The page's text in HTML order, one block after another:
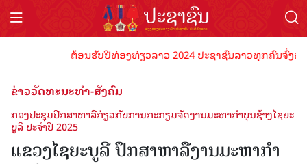
ຕ້ອນຮັບປີທ່ອງທ່ຽວລາວ 2024 ປະຊາຊົນລາວທຸກຄົນຈົ່ງພ້
ຂ່າວວັດທະນະທຳ-ສັງຄົມ
ກອງປະຊຸມປຶກສາຫາລືກ່ຽວກັບການກະກຽມຈັດງານມະຫາກໍາບຸນຊ້າງໄຊຍະ
ບູລີ ປະຈໍາປີ 2025
ແຂວງໄຊຍະບູລີ ປຶກສາຫາລືງານມະຫາກໍາ